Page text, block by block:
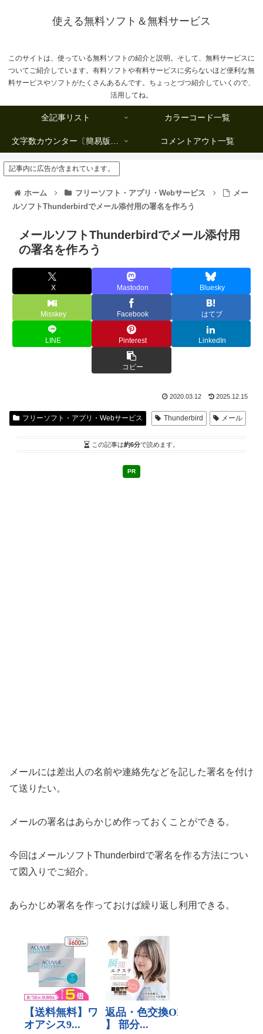
使える無料ソフト＆無料サービス
このサイトは、使っている無料ソフトの紹介と説明。そして、無料サービスに
ついてご紹介しています。有料ソフトや有料サービスに劣らないほど便利な無
料サービスやソフトがたくさんあるんです。ちょっとづつ紹介していくので、
活用してね。
全記事リスト カラーコード一覧
文字数カウンター〔簡易版複数行タイプ〕 コメントアウト一覧
記事内に広告が含まれています。
ホーム フリーソフト・アプリ・Webサービス
メー
ルソフトThunderbirdでメール添付用の署名を作ろう
メールソフトThunderbirdでメール添付用
の署名を作ろう
X Mastodon Bluesky
Misskey Facebook はてブ
LINE Pinterest LinkedIn
コピー
2020.03.12 2025.12.15
フリーソフト・アプリ・Webサービス Thunderbird メール
この記事は約6分で読めます。
PR
メールには差出人の名前や連絡先などを記した署名を付け
て送りたい。
メールの署名はあらかじめ作っておくことができる。
今回はメールソフトThunderbirdで署名を作る方法につい
て図入りでご紹介。
あらかじめ署名を作っておけば繰り返し利用できる。